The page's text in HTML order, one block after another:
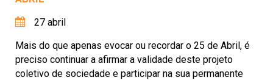
27 abril
Mais do que apenas evocar ou recordar o 25 de Abril, é
preciso continuar a afirmar a validade deste projeto
coletivo de sociedade e participar na sua permanente